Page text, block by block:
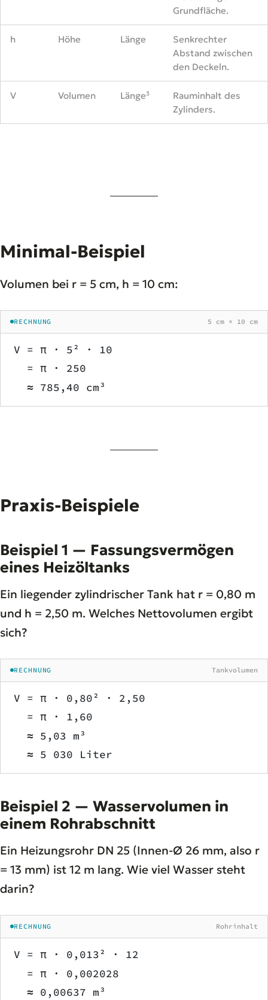
Grundfläche.
h Höhe Länge
Senkrechter
Abstand zwischen
den Deckeln.
V Volumen Länge³
Rauminhalt des
Zylinders.
Minimal-Beispiel
Volumen bei r = 5 cm, h = 10 cm:
RECHNUNG 5 cm × 10 cm
V = π · 5² · 10
  = π · 250
  ≈ 785,40 cm³
Praxis-Beispiele
Beispiel 1 — Fassungsvermögen
eines Heizöltanks
Ein liegender zylindrischer Tank hat r = 0,80 m
und h = 2,50 m. Welches Nettovolumen ergibt
sich?
RECHNUNG Tankvolumen
V = π · 0,80² · 2,50
  = π · 1,60
  ≈ 5,03 m³
  ≈ 5 030 Liter
Beispiel 2 — Wasservolumen in
einem Rohrabschnitt
Ein Heizungsrohr DN 25 (Innen-Ø 26 mm, also r
= 13 mm) ist 12 m lang. Wie viel Wasser steht
darin?
RECHNUNG Rohrinhalt
V = π · 0,013² · 12
  = π · 0,002028
  ≈ 0,00637 m³